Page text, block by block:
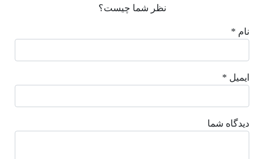
نظر شما چیست؟
نام *
ایمیل *
دیدگاه شما